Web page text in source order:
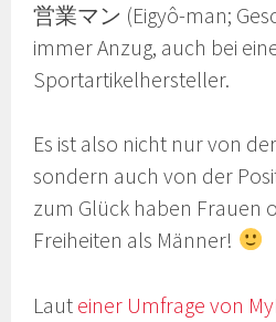
営業マン (Eigyô-man;
immer Anzug, auch bei
Sportartikelhersteller.
Es ist also nicht nur von
sondern auch von der
zum Glück haben Frauen
Freiheiten als Männer!
Laut einer Umfrage von